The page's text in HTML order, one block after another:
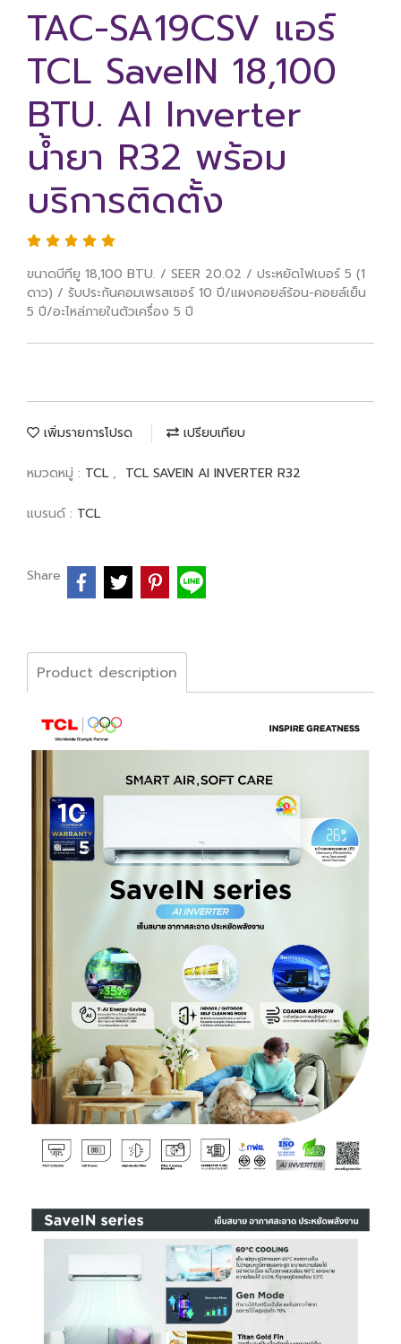
TAC-SA19CSV แอร์
TCL SaveIN 18,100
BTU. AI Inverter
น้ำยา R32 พร้อม
บริการติดตั้ง
ขนาดบีทียู 18,100 BTU. / SEER 20.02 / ประหยัดไฟเบอร์ 5 (1
ดาว) / รับประกันคอมเพรสเซอร์ 10 ปี/แผงคอยล์ร้อน-คอยล์เย็น
5 ปี/อะไหล่ภายในตัวเครื่อง 5 ปี
เพิ่มรายการโปรด เปรียบเทียบ
หมวดหมู่ : TCL , TCL SAVEIN AI INVERTER R32
แบรนด์ : TCL
Share
Product description